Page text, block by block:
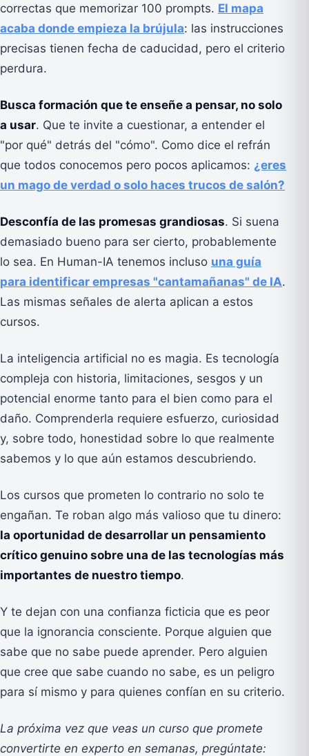
correctas que memorizar 100 prompts. El mapa
acaba donde empieza la brújula: las instrucciones
precisas tienen fecha de caducidad, pero el criterio
perdura.
Busca formación que te enseñe a pensar, no solo
a usar. Que te invite a cuestionar, a entender el
"por qué" detrás del "cómo". Como dice el refrán
que todos conocemos pero pocos aplicamos: ¿eres
un mago de verdad o solo haces trucos de salón?
Desconfía de las promesas grandiosas. Si suena
demasiado bueno para ser cierto, probablemente
lo sea. En Human-IA tenemos incluso una guía
para identificar empresas "cantamañanas" de IA.
Las mismas señales de alerta aplican a estos
cursos.
La inteligencia artificial no es magia. Es tecnología
compleja con historia, limitaciones, sesgos y un
potencial enorme tanto para el bien como para el
daño. Comprenderla requiere esfuerzo, curiosidad
y, sobre todo, honestidad sobre lo que realmente
sabemos y lo que aún estamos descubriendo.
Los cursos que prometen lo contrario no solo te
engañan. Te roban algo más valioso que tu dinero:
la oportunidad de desarrollar un pensamiento
crítico genuino sobre una de las tecnologías más
importantes de nuestro tiempo.
Y te dejan con una confianza ficticia que es peor
que la ignorancia consciente. Porque alguien que
sabe que no sabe puede aprender. Pero alguien
que cree que sabe cuando no sabe, es un peligro
para sí mismo y para quienes confían en su criterio.
La próxima vez que veas un curso que promete
convertirte en experto en semanas, pregúntate: